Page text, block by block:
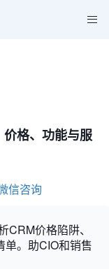
格、功能与服
信咨询
价格陷阱、
单。助CIO和销售